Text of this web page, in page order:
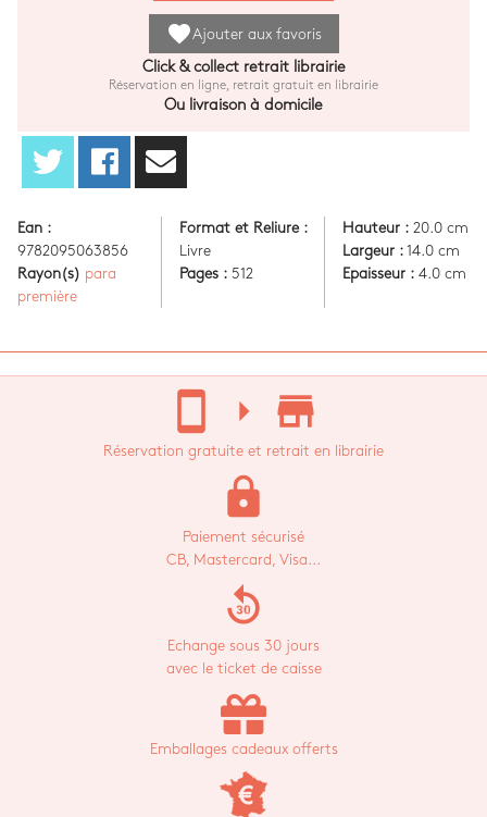
favoriteAjouter aux favoris
Click & collect retrait librairie
Réservation en ligne, retrait gratuit en librairie
Ou livraison à domicile
Ean :
9782095063856
Rayon(s) para
première
Format et Reliure :
Livre
Pages : 512
Hauteur :20.0 cm
Largeur :14.0 cm
Epaisseur :4.0 cm
stay_current_portrait arrow_right store_mall_directory
Réservation gratuite et retrait en librairie
lock
Paiement sécurisé
CB, Mastercard, Visa...
replay_30
Echange sous 30 jours
avec le ticket de caisse
Emballages cadeaux offerts